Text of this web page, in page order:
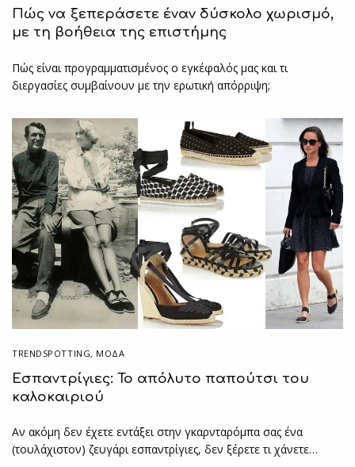
Πώς να ξεπεράσετε έναν δύσκολο χωρισμό,
με τη βοήθεια της επιστήμης
Πώς είναι προγραμματισμένος ο εγκέφαλός μας και τι
διεργασίες συμβαίνουν με την ερωτική απόρριψη;
TRENDSPOTTING, ΜΟΔΑ
Εσπαντρίγιες: Το απόλυτο παπούτσι του
καλοκαιριού
Αν ακόμη δεν έχετε εντάξει στην γκαρνταρόμπα σας ένα
(τουλάχιστον) ζευγάρι εσπαντρίγιες, δεν ξέρετε τι χάνετε…